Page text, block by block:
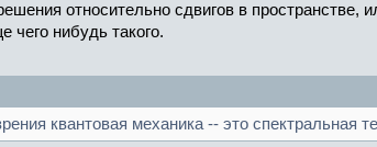
относительно сдвигов в
чего нибудь такого.
квантовая механика -- это спектральная